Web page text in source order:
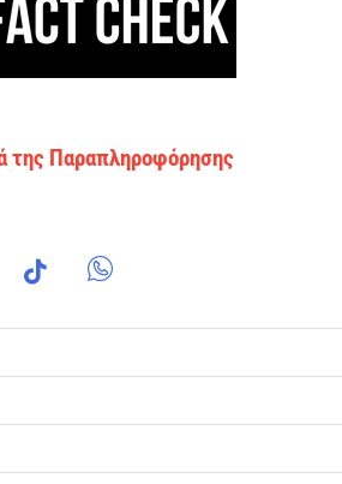
της Παραπληροφόρησης